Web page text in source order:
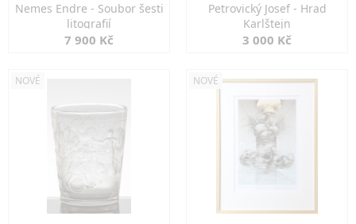
Nemes Endre - Soubor šesti
litografií
7 900 Kč
Petrovický Josef - Hrad
Karlštejn
3 000 Kč
NOVÉ NOVÉ